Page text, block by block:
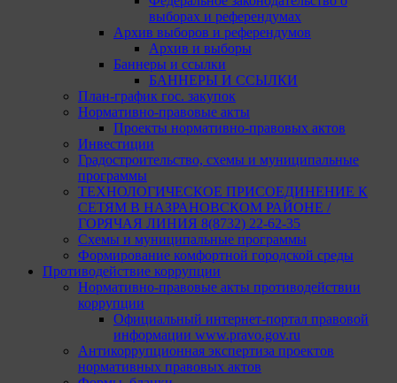
выборах и референдумах
Архив выборов и референдумов
Архив и выборы
Баннеры и ссылки
БАННЕРЫ И ССЫЛКИ
План-график гос. закупок
Нормативно-правовые акты
Проекты нормативно-правовых актов
Инвестиции
Градостроительство, схемы и муниципальные
программы
ТЕХНОЛОГИЧЕСКОЕ ПРИСОЕДИНЕНИЕ К
СЕТЯМ В НАЗРАНОВСКОМ РАЙОНЕ /
ГОРЯЧАЯ ЛИНИЯ 8(8732) 22-62-35
Схемы и муниципальные программы
Формирование комфортной городской среды
Противодействие коррупции
Нормативно-правовые акты противодействии
коррупции
Официальный интернет-портал правовой
информации www.pravo.gov.ru
Антикоррупционная экспертиза проектов
нормативных правовых актов